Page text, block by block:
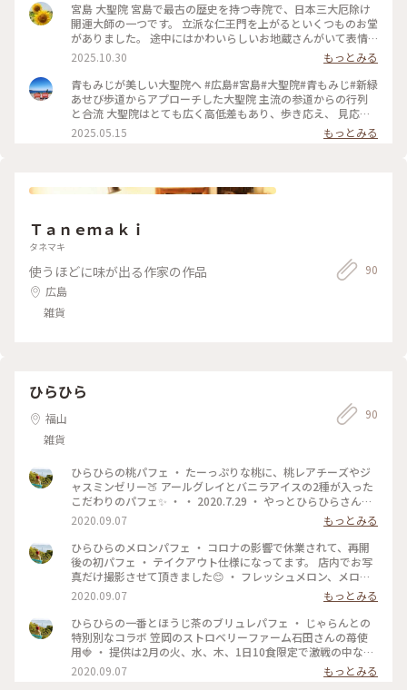
宮島 大聖院 宮島で最古の歴史を持つ寺院で、日本三大厄除け
開運大師の一つです。 立派な仁王門を上がるといくつものお堂
がありました。 途中にはかわいらしいお地蔵さんがいて表情
もさまざま！ アンパンマンもいました😁 一回廻すとお経を一
回唱えたことになる大般若経筒があったので、全てお参りでき
なかったのでグルングルン廻しながら歩きました😅 限定の切
り絵御朱印も美しく、紅葉と歯車が繊細で、鹿さんもしっかり
いました🦌🍁 #宮島 #世界遺産 #大聖院 #広島 #廿日市 #ことり
2025.10.30
もっとみる
青もみじが美しい大聖院へ #広島#宮島#大聖院#青もみじ#新緑
あせび歩道からアプローチした大聖院 主流の参道からの行列
と合流 大聖院はとても広く高低差もあり、歩き応え、 見応え
ある寺院でした。 高台から美しい瀬戸内の海も見えます。 GW
は青もみじがとてもきれいでした。 もみじ饅頭が定番のお土
広島駅→世界平和記念聖堂→RAKU山田屋 結の庵→広島城表
縁→BACCANO🍨→豊国神社→天心閣🍋→宮島水族館🛳️→🚋大
2025.05.15 もっとみる
Ｔａｎｅｍａｋｉ
タネマキ
使うほどに味が出る作家の作品
広島
雑貨
90
ひらひら
福山
雑貨
90
ひらひらの桃パフェ ・ たーっぷりな桃に、桃レアチーズやジ
ャスミンゼリー🍑 アールグレイとバニラアイスの2種が入った
こだわりのパフェ✨ ・ ・ 2020.7.29 ・ やっとひらひらさんの
投稿が追いつきました😊 現在、梨とぶどうのパフェを提供中
です😍 ・ 私はというと…第2子出産予定日超過し、お一人様時
間を満喫しながら写真整理しています。 梨とぶどうのパフェ食
べにいきたいなぁ。。 食べれたらいいのですが。。 ・ コロナ
の影響により、イートインはお休みされ、テイクアウトのみと
なっています。 ・ ・ open:12-17時 close:日・月・火曜日 駐
車場・イートインスペースあり 子連れ:○ですが通路が狭いの
で、ベビーカーで入るのは難しいです ・ ・ #桃パフェ #ひらひ
ら #パフェ #スイーツ #カフェ部 #広島県 #福山市 #おやつ #雑
貨 #つぼなお店 #わたしの街 #からちゃん食べ歩き広島 #こと
りっぷ広島
2020.09.07
もっとみる
ひらひらのメロンパフェ ・ コロナの影響で休業されて、再開
後の初パフェ ・ テイクアウト仕様になってます。 店内でお写
真だけ撮影させて頂きました😊 ・ フレッシュメロン、メロン
アイスに ゴールドキュウイソースを絡めたパンナコッタが入
ったパフェ ローズマリーのクランブルをアクセントに忍ばせ
ていて、ちょっと大人な風味も✨ ・ 束の間の幸せ時間でした
😆 ・ 2020.6.19 ・ ・ 現在はコロナの影響により、イートイン
はお休みされ、テイクアウトのみとなっています。 ・ ・
open:12-17時 close:日・月・火曜日 駐車場・イートインスペ
ースあり 子連れ:○ですが通路が狭いので、ベビーカーで入る
2020.09.07
もっとみる
ひらひらの一番とほうじ茶のブリュレパフェ ・ じゃらんとの
特別別なコラボ 笠岡のストロベリーファーム石田さんの苺使
用🍓 ・ 提供は2月の火、水、木、1日10食限定で激戦の中なん
とか食べれたパフェ✨ ・ 構成 チーズクリームのキャラメリゼ
チョコと苺のロールケーキ 苺(おいCベリー・紅ほっぺ) バニラ
2020.09.07 もっとみる